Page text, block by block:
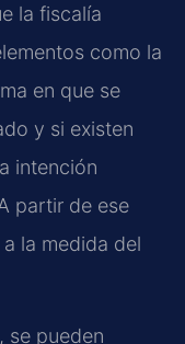
la fiscalía
como la
en que se
y si existen
intención
partir de ese
la medida del
se pueden